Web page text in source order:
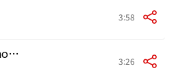
3:58
Song Formerly Known as Alice 3:26